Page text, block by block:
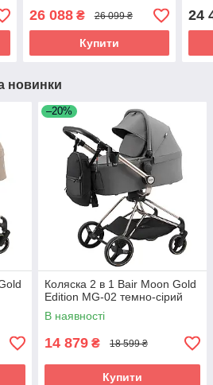
26 088₴ 26 099 ₴
Купити
24
новинки
–20%
Коляска 2 в 1 Bair Moon Gold
Edition MG-02 темно-сірий
В наявності
14 879 ₴ 18 599 ₴
Купити